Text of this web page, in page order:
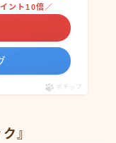
ント10倍／
ポチップ
』